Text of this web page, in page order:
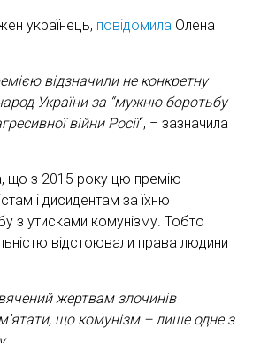
українець, повідомила Олена
відзначили не конкретну
України за “мужню боротьбу
війни Росії“, – зазначила
що з 2015 року цю премію
і дисидентам за їхню
з утисками комунізму. Тобто
відстоювали права людини
жертвам злочинів
що комунізм – лише одне з